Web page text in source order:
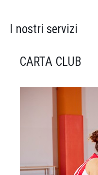
I nostri servizi
CARTA CLUB